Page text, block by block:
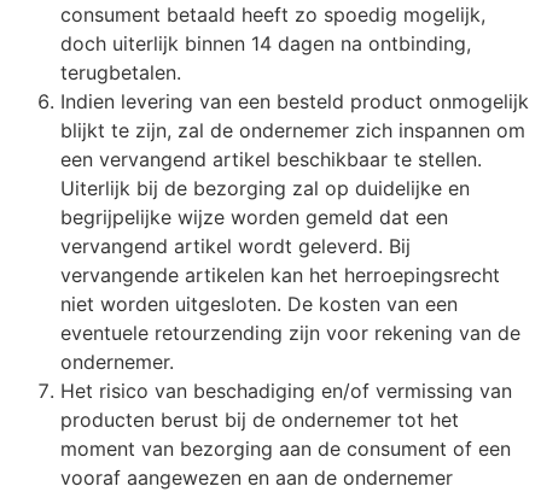
consument betaald heeft zo spoedig mogelijk,
doch uiterlijk binnen 14 dagen na ontbinding,
terugbetalen.
Indien levering van een besteld product onmogelijk
blijkt te zijn, zal de ondernemer zich inspannen om
een vervangend artikel beschikbaar te stellen.
Uiterlijk bij de bezorging zal op duidelijke en
begrijpelijke wijze worden gemeld dat een
vervangend artikel wordt geleverd. Bij
vervangende artikelen kan het herroepingsrecht
niet worden uitgesloten. De kosten van een
eventuele retourzending zijn voor rekening van de
ondernemer.
Het risico van beschadiging en/of vermissing van
producten berust bij de ondernemer tot het
moment van bezorging aan de consument of een
vooraf aangewezen en aan de ondernemer